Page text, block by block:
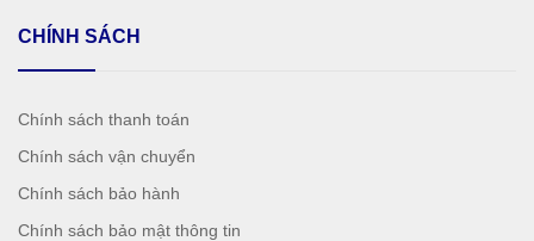
CHÍNH SÁCH
Chính sách thanh toán
Chính sách vận chuyển
Chính sách bảo hành
Chính sách bảo mật thông tin